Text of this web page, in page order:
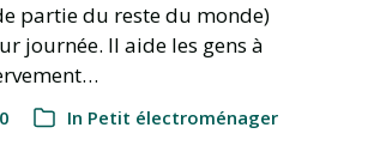
partie du reste du monde)
journée. Il aide les gens à
In Petit électroménager